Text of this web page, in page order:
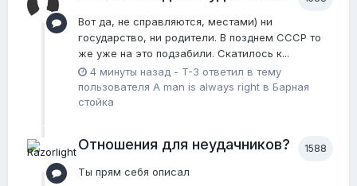
Вот да, не справляются, местами) ни
государство, ни родители. В позднем СССР то
же уже на это подзабили. Скатилось к...
4 минуты назад - T-3 ответил в тему
пользователя A man is always right в Барная
стойка
1588
Отношения для неудачников?
Ты прям себя описал